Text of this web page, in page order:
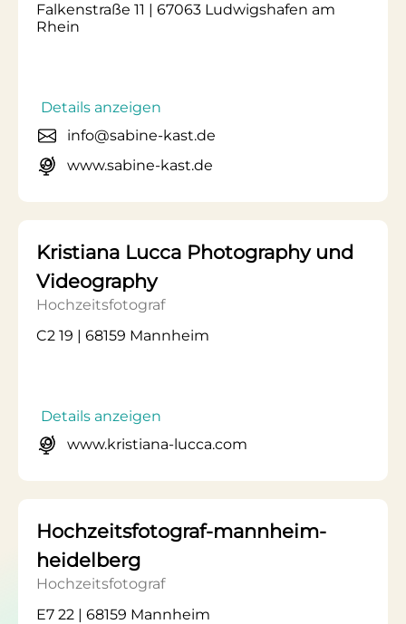
Falkenstraße 11 | 67063 Ludwigshafen am
Rhein
Details anzeigen
info@sabine-kast.de
www.sabine-kast.de
Kristiana Lucca Photography und
Videography
Hochzeitsfotograf
C2 19 | 68159 Mannheim
Details anzeigen
www.kristiana-lucca.com
Hochzeitsfotograf-mannheim-
heidelberg
Hochzeitsfotograf
E7 22 | 68159 Mannheim